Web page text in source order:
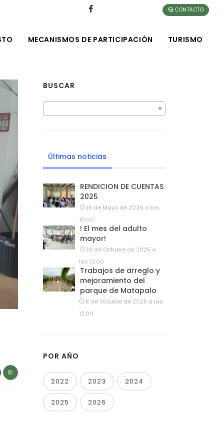
CONTACTO
MECANISMOS DE PARTICIPACIÓN TURISMO
BUSCAR
Últimas noticias
RENDICION DE CUENTAS
2025
18 de Mayo de 2026 a las
10:00
! El mes del adulto
mayor!
10 de Octubre de 2025 a
las 12:00
Trabajos de arreglo y
mejoramiento del
parque de Matapalo
8 de Octubre de 2025 a las
12:00
POR AÑO
2022 2023 2024
2025 2026